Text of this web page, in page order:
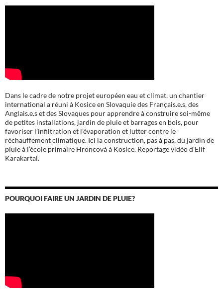
Dans le cadre de notre projet européen eau et climat, un chantier
international a réuni à Kosice en Slovaquie des Français.e.s, des
Anglais.e.s et des Slovaques pour apprendre à construire soi-même
de petites installations, jardin de pluie et barrages en bois, pour
favoriser l’infiltration et l’évaporation et lutter contre le
réchauffement climatique. Ici la construction, pas à pas, du jardin de
pluie à l’école primaire Hroncová à Kosice. Reportage vidéo d’Elif
Karakartal.
POURQUOI FAIRE UN JARDIN DE PLUIE?